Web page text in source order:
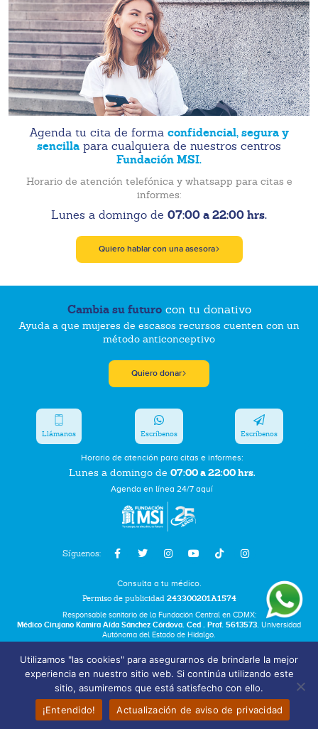
Agenda tu cita de forma confidencial, segura y
sencilla para cualquiera de nuestros centros
Fundación MSI.
Horario de atención telefónica y whatsapp para citas e
informes:
Lunes a domingo de 07:00 a 22:00 hrs.
Quiero hablar con una asesora
Cambia su futurocon tu donativo
Ayuda a que mujeres de escasos recursos cuenten con un
método anticonceptivo
Quiero donar
Síguenos:
Horario de atención para citas e informes:
Lunes a domingo de 07:00 a 22:00 hrs.
Agenda en línea 24/7 aquí
Llámanos Escríbenos Escríbenos
Consulta a tu médico.
Permiso de publicidad 243300201A1574
Responsable sanitario de la Fundación Central en CDMX:
Médico Cirujano Kamira Aída Sánchez Córdova. Ced . Prof. 5613573. Universidad
Autónoma del Estado de Hidalgo.
Aviso de Privacidad
Términos y Condiciones
Bolsa de Trabajo
Fundación Marie Stopes México A.C. © 2025 All rights reserved
Utilizamos "las cookies" para asegurarnos de brindarle la mejor
experiencia en nuestro sitio web. Si continúa utilizando este
sitio, asumiremos que está satisfecho con ello.
¡Entendido!
Actualización de aviso de privacidad